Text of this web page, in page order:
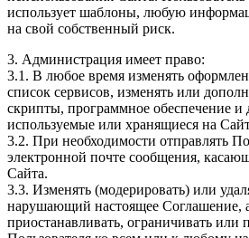
использует шаблоны, любую
на свой собственный риск.
3. Администрация имеет право:
3.1. В любое время изменять
список сервисов, изменять или
скрипты, программное обеспечение и
используемые или хранящиеся на
3.2. При необходимости отправлять
электронной почте сообщения,
Сайта.
3.3. Изменять (модерировать) или
нарушающий настоящее Соглашение,
приостанавливать, ограничивать или